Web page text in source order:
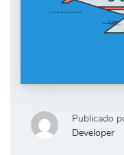
Publicado
Developer